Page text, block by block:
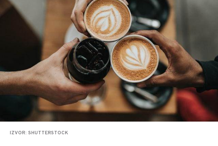
IZVOR: SHUTTERSTOCK